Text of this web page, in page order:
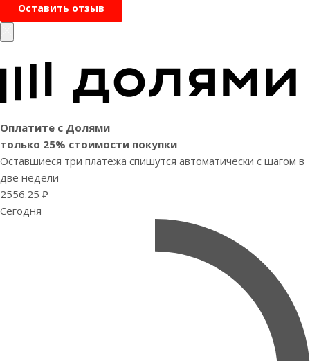
Оставить отзыв
Оплатите с Долями
только 25% стоимости покупки
Оставшиеся три платежа спишутся автоматически с шагом в
две недели
2556.25 ₽
Сегодня